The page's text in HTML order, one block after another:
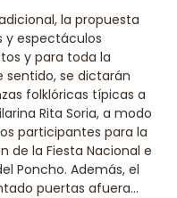
la propuesta
y espectáculos
y para toda la
sentido, se dictarán
folklóricas típicas a
Rita Soria, a modo
participantes para la
de la Fiesta Nacional e
Poncho. Además, el
puertas afuera…